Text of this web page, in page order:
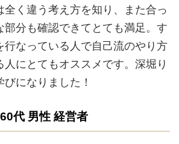
全く違う考え方を知り、また合っ
部分も確認できてとても満足。す
行なっている人で自己流のやり方
にとてもオススメです。深堀り
になりました！
60代 男性 経営者